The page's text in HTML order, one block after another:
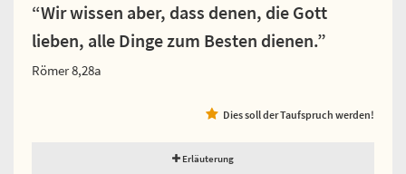
“Wir wissen aber, dass denen, die Gott
lieben, alle Dinge zum Besten dienen.”
Römer 8,28a
Dies soll der Taufspruch werden!
Erläuterung